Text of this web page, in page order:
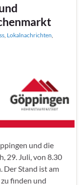
Lokalnachrichten
und die
29. Juli, von 8.30
Der Stand ist am
finden und